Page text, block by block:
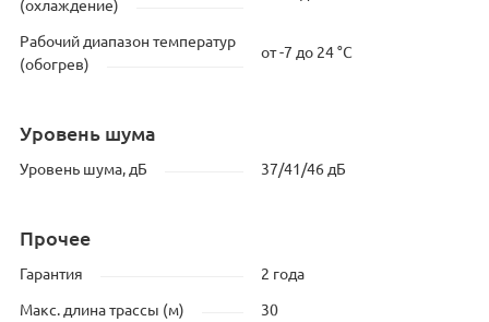
(охлаждение)
Рабочий диапазон температур
(обогрев)
от -7 до 24 °C
Уровень шума
Уровень шума, дБ 37/41/46 дБ
Прочее
Гарантия 2 года
Макс. длина трассы (м) 30